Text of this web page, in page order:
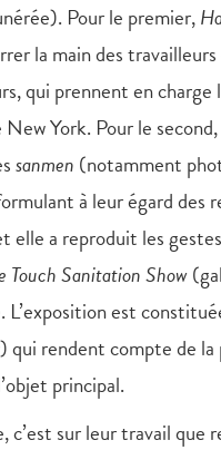
Pour le premier,
la main des
qui prennent en charge
York. Pour le second,
sanmen (notamment
à leur égard des
a reproduit les
Touch Sanitation Show
est
) qui rendent compte de
principal.
sur leur travail que